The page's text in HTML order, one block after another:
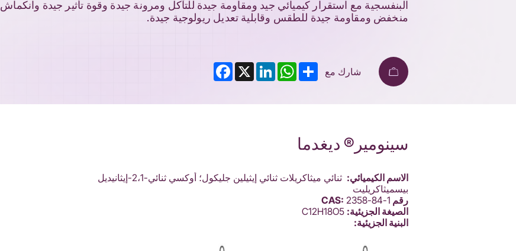
البنفسجية مع استقرار كيميائي جيد ومقاومة جيدة للتآكل ومرونة جيدة وقوة تأثير جيدة وانكماش
منخفض ومقاومة جيدة للطقس وقابلية تعديل ريولوجية جيدة.
شارك مع Facebook X
LinkedIn
WhatsAppShare
سينومير® ديغدما
الاسم الكيميائي:
ثنائي ميثاكريلات ثنائي إيثيلين جليكول؛ أوكسي ثنائي-2،1-إيثانيديل
بيسميثاكريليت
رقم CAS: 2358-84-1
الصيغة الجزيئية:
البنية الجزيئية: